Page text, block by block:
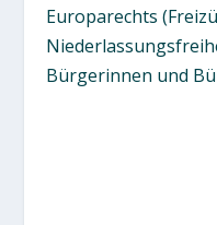
Europarechts
Bürgerinnen und